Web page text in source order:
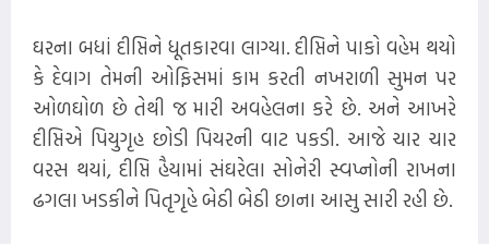
ઘરના બધાં દીપ્તિને ધૂતકારવા લાગ્યા. દીપ્તિને પાકો વહેમ થયો
કે દેવાગ તેમની ઓફિસમાં કામ કરતી નખરાળી સુમન પર
ઓળઘોળ છે તેથી જ મારી અવહેલના કરે છે. અને આખરે
દીપ્તિએ પિયુગૃહ છોડી પિયરની વાટ પકડી. આજે ચાર ચાર
વરસ થયાં, દીપ્તિ હૈયામાં સંઘરેલા સોનેરી સ્વપ્નોની રાખના
ઢગલા ખડકીને પિતૃગૃહે બેઠી બેઠી છાના આસુ સારી રહી છે.